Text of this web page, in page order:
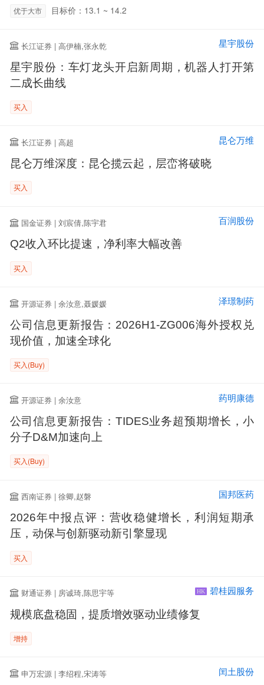
优于大市 目标价：13.1 ~ 14.2
长江证券 | 高伊楠,张永乾 星宇股份
星宇股份：车灯龙头开启新周期，机器人打开第
二成长曲线
买入
长江证券 | 高超 昆仑万维
昆仑万维深度：昆仑揽云起，层峦将破晓
买入
国金证券 | 刘宸倩,陈宇君 百润股份
Q2收入环比提速，净利率大幅改善
买入
开源证券 | 余汝意,聂媛媛 泽璟制药
公司信息更新报告：2026H1-ZG006海外授权兑
现价值，加速全球化
买入(Buy)
开源证券 | 余汝意 药明康德
公司信息更新报告：TIDES业务超预期增长，小
分子D&M加速向上
买入(Buy)
西南证券 | 徐卿,赵磐 国邦医药
2026年中报点评：营收稳健增长，利润短期承
压，动保与创新驱动新引擎显现
买入
财通证券 | 房诚琦,陈思宇等 HK 碧桂园服务
规模底盘稳固，提质增效驱动业绩修复
增持
申万宏源 | 李绍程,宋涛等 闰土股份